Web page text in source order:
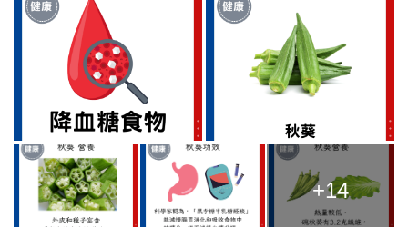
+14